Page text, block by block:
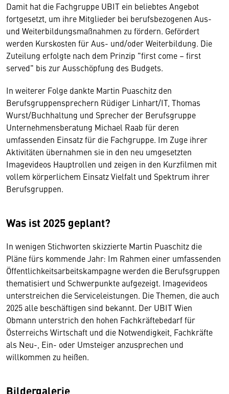
Damit hat die Fachgruppe UBIT ein beliebtes Angebot
fortgesetzt, um ihre Mitglieder bei berufsbezogenen Aus-
und Weiterbildungsmaßnahmen zu fördern. Gefördert
werden Kurskosten für Aus- und/oder Weiterbildung. Die
Zuteilung erfolgte nach dem Prinzip "first come – first
served" bis zur Ausschöpfung des Budgets.
In weiterer Folge dankte Martin Puaschitz den
Berufsgruppensprechern Rüdiger Linhart/IT, Thomas
Wurst/Buchhaltung und Sprecher der Berufsgruppe
Unternehmensberatung Michael Raab für deren
umfassenden Einsatz für die Fachgruppe. Im Zuge ihrer
Aktivitäten übernahmen sie in den neu umgesetzten
Imagevideos Hauptrollen und zeigen in den Kurzfilmen mit
vollem körperlichem Einsatz Vielfalt und Spektrum ihrer
Berufsgruppen.
Was ist 2025 geplant?
In wenigen Stichworten skizzierte Martin Puaschitz die
Pläne fürs kommende Jahr: Im Rahmen einer umfassenden
Öffentlichkeitsarbeitskampagne werden die Berufsgruppen
thematisiert und Schwerpunkte aufgezeigt. Imagevideos
unterstreichen die Serviceleistungen. Die Themen, die auch
2025 alle beschäftigen sind bekannt. Der UBIT Wien
Obmann unterstrich den hohen Fachkräftebedarf für
Österreichs Wirtschaft und die Notwendigkeit, Fachkräfte
als Neu-, Ein- oder Umsteiger anzusprechen und
willkommen zu heißen.
Bildergalerie